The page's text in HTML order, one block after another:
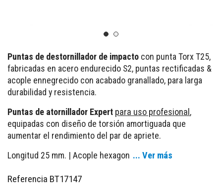
Puntas de destornillador de impacto con punta Torx T25,
fabricadas en acero endurecido S2, puntas rectificadas &
acople ennegrecido con acabado granallado, para larga
durabilidad y resistencia.
Puntas de atornillador Expert para uso profesional ,
equipadas con diseño de torsión amortiguada que
aumentar el rendimiento del par de apriete.
Longitud 25 mm. | Acople hexagon ... Ver más
Referencia BT17147